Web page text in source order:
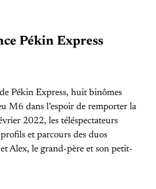
Pékin Express
Pékin Express, huit binômes
M6 dans l’espoir de remporter la
2022, les téléspectateurs
et parcours des duos
Alex, le grand-père et son petit-